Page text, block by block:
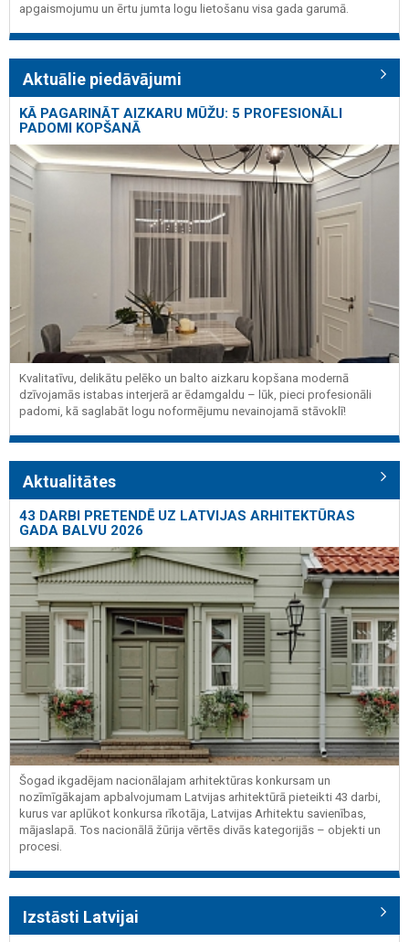
apgaismojumu un ērtu jumta logu lietošanu visa gada garumā.
Aktuālie piedāvājumi
KĀ PAGARINĀT AIZKARU MŪŽU: 5 PROFESIONĀLI
PADOMI KOPŠANĀ
Kvalitatīvu, delikātu pelēko un balto aizkaru kopšana modernā
dzīvojamās istabas interjerā ar ēdamgaldu – lūk, pieci profesionāli
padomi, kā saglabāt logu noformējumu nevainojamā stāvoklī!
Aktualitātes
43 DARBI PRETENDĒ UZ LATVIJAS ARHITEKTŪRAS
GADA BALVU 2026
Šogad ikgadējam nacionālajam arhitektūras konkursam un
nozīmīgākajam apbalvojumam Latvijas arhitektūrā pieteikti 43 darbi,
kurus var aplūkot konkursa rīkotāja, Latvijas Arhitektu savienības,
mājaslapā. Tos nacionālā žūrija vērtēs divās kategorijās – objekti un
procesi.
Izstāsti Latvijai